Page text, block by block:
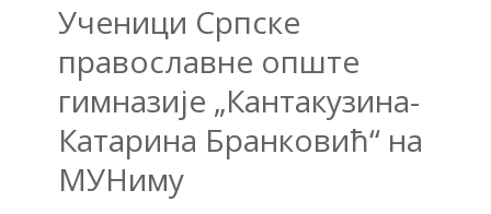
Ученици Српске
православне опште
гимназије „Кантакузина-
Катарина Бранковић“ на
МУНиму